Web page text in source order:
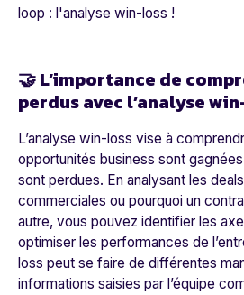
loop : l'analyse win-loss !
🤝 L’importance de
perdus avec l’analyse
L’analyse win-loss vise à
opportunités business sont
sont perdues. En analysant les
commerciales ou pourquoi un
autre, vous pouvez identifier les
optimiser les performances de
loss peut se faire de différentes
informations saisies par l’équipe